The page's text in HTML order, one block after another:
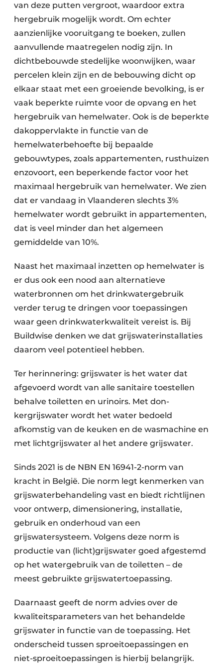
van deze putten vergroot, waardoor extra
hergebruik mogelijk wordt. Om echter
aanzienlijke vooruitgang te boeken, zullen
aanvullende maatregelen nodig zijn. In
dichtbebouwde stedelijke woonwijken, waar
percelen klein zijn en de bebouwing dicht op
elkaar staat met een groeiende bevolking, is er
vaak beperkte ruimte voor de opvang en het
hergebruik van hemelwater. Ook is de beperkte
dakoppervlakte in functie van de
hemelwaterbehoefte bij bepaalde
gebouwtypes, zoals appartementen, rusthuizen
enzovoort, een beperkende factor voor het
maximaal hergebruik van hemelwater. We zien
dat er vandaag in Vlaanderen slechts 3%
hemelwater wordt gebruikt in appartementen,
dat is veel minder dan het algemeen
gemiddelde van 10%.
Naast het maximaal inzetten op hemelwater is
er dus ook een nood aan alternatieve
waterbronnen om het drinkwatergebruik
verder terug te dringen voor toepassingen
waar geen drinkwaterkwaliteit vereist is. Bij
Buildwise denken we dat grijswaterinstallaties
daarom veel potentieel hebben.
Ter herinnering: grijswater is het water dat
afgevoerd wordt van alle sanitaire toestellen
behalve toiletten en urinoirs. Met don­
kergrijswater wordt het water bedoeld
afkomstig van de keuken en de wasmachine en
met lichtgrijswater al het andere grijswater.
Sinds 2021 is de NBN EN 16941-2-norm van
kracht in België. Die norm legt kenmerken van
grijswaterbehandeling vast en biedt richtlijnen
voor ontwerp, dimensionering, installatie,
gebruik en onderhoud van een
grijswatersysteem. Volgens deze norm is
productie van (licht)grijswater goed afgestemd
op het watergebruik van de toiletten – de
meest gebruikte grijswatertoepassing.
Daarnaast geeft de norm advies over de
kwaliteitsparameters van het behandelde
grijswater in functie van de toepassing. Het
onderscheid tussen sproeitoepassingen en
niet-sproeitoepassingen is hierbij belangrijk.